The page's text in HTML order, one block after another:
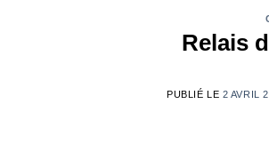
Relais
PUBLIÉ LE 2 AVRIL